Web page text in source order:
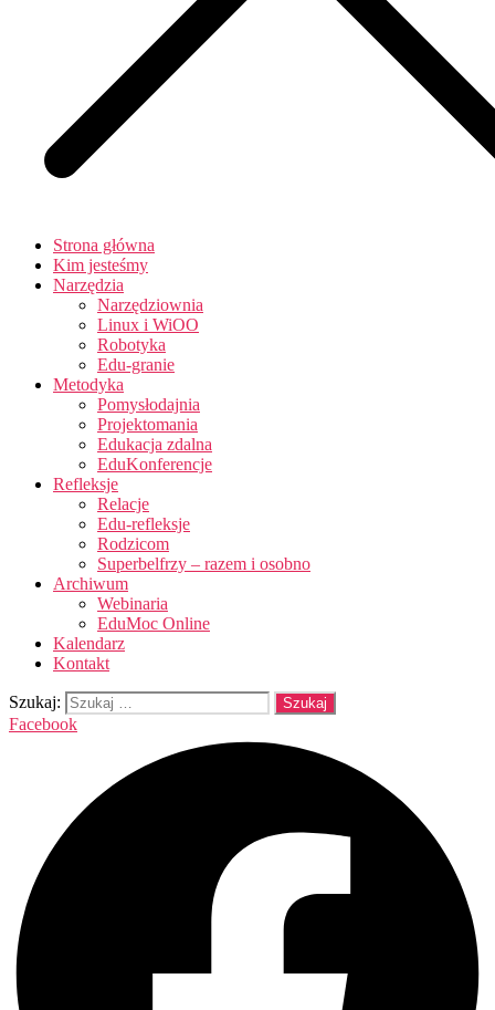
Strona główna
Kim jesteśmy
Narzędzia
Narzędziownia
Linux i WiOO
Robotyka
Edu-granie
Metodyka
Pomysłodajnia
Projektomania
Edukacja zdalna
EduKonferencje
Refleksje
Relacje
Edu-refleksje
Rodzicom
Superbelfrzy – razem i osobno
Archiwum
Webinaria
EduMoc Online
Kalendarz
Kontakt
Szukaj:
Facebook